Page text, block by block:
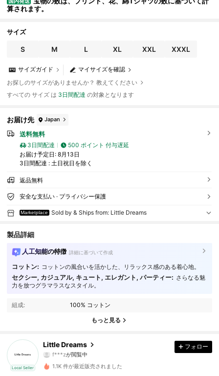
算されます。
サイズ
S M L XL XXL XXXL
マイサイズを確認
サイズガイド
お探しのサイズがありませんか？ 教えてください
すべての サイズ は 3日間配達 の対象となります
お届け先 Japan
送料無料
3日間配達
500 ポイント 付与遅延
お届け予定日: 8月13日
3日間配達 : 土日祝日を除く
返品無料
安全な支払い · プライバシー保護
Marketplace Sold by & Ships from: Little Dreams
製品詳細
人工知能の特徴 詳細に基づいて作成
コットン: コットンの風合いを活かした、リラックス感のある着心地。
セクシー, カジュアル, キュート, エレガント, パーティー: さらなる魅
力を放つグラマラスなスタイル。
組成: 100% コットン
もっと見る
Local Seller
Little Dreams
3.79 66 フォロワー
66 フォロワー
f***zが閲覧中
3.79
66 フォロワー
フォロー
1.1K 件が最近販売されました